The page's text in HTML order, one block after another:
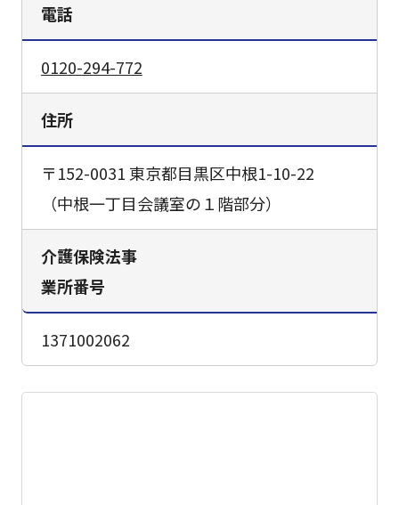
電話
0120-294-772
住所
〒152-0031 東京都目黒区中根1-10-22
（中根一丁目会議室の１階部分）
介護保険法事
業所番号
1371002062